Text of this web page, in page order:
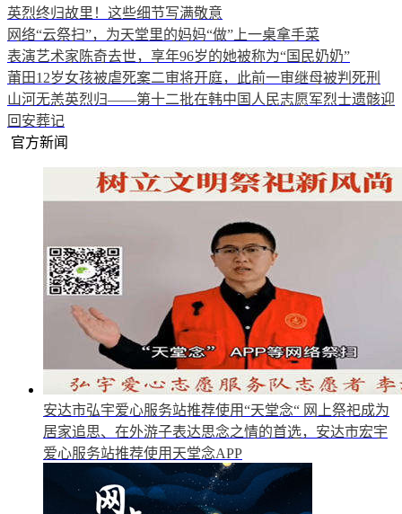
英烈终归故里！这些细节写满敬意
网络“云祭扫”，为天堂里的妈妈“做”上一桌拿手菜
表演艺术家陈奇去世，享年96岁的她被称为“国民奶奶”
莆田12岁女孩被虐死案二审将开庭，此前一审继母被判死刑
山河无恙英烈归——第十二批在韩中国人民志愿军烈士遗骸迎
回安葬记
官方新闻
安达市弘宇爱心服务站推荐使用“天堂念“ 网上祭祀成为
居家追思、在外游子表达思念之情的首选，安达市宏宇
爱心服务站推荐使用天堂念APP